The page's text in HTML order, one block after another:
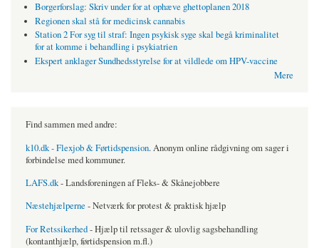
Borgerforslag: Skriv under for at ophæve ghettoplanen 2018
Regionen skal stå for medicinsk cannabis
Station 2 For syg til straf: Ingen psykisk syge skal begå kriminalitet
for at komme i behandling i psykiatrien
Ekspert anklager Sundhedsstyrelse for at vildlede om HPV-vaccine
Mere
Find sammen med andre:
k10.dk - Flexjob & Førtidspension. Anonym online rådgivning om sager i
forbindelse med kommuner.
LAFS.dk- Landsforeningen af Fleks- & Skånejobbere
Næstehjælperne - Netværk for protest & praktisk hjælp
For Retssikerhed- Hjælp til retssager & ulovlig sagsbehandling
(kontanthjælp, førtidspension m.fl.)